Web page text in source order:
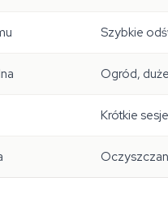
Szybkie
Ogród,
Krótkie